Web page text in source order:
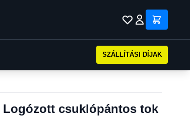
SZÁLLÍTÁSI DÍJAK
Logózott csuklópántos tok